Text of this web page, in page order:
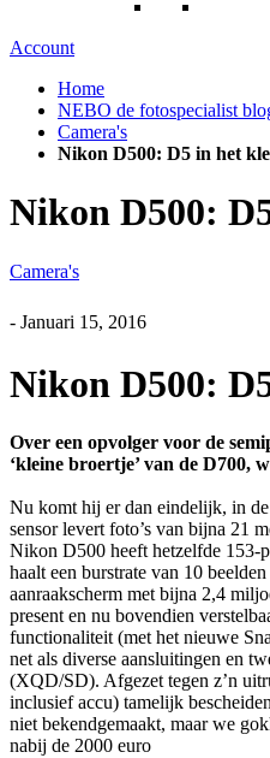
Account
Home
NEBO de fotospecialist
Camera's
Nikon D500: D5 in het
Nikon D500:
Camera's
- Januari 15, 2016
Nikon D500:
Over een opvolger voor de
‘kleine broertje’ van de D700,
Nu komt hij er dan eindelijk, in
sensor levert foto’s van bijna 21
Nikon D500 heeft hetzelfde 153-
haalt een burstrate van 10
aanraakscherm met bijna 2,4
present en nu bovendien
functionaliteit (met het nieuwe
net als diverse aansluitingen en
(XQD/SD). Afgezet tegen z’n
inclusief accu) tamelijk
niet bekendgemaakt, maar we
nabij de 2000 euro